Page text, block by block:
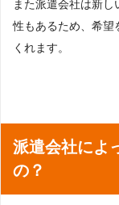
また派遣会社は新
性もあるため、希望
くれます。
派遣会社によ
の？